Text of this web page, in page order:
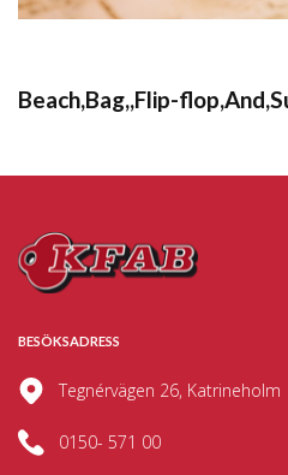
Beach,Bag,,Flip-
BESÖKSADRESS
Tegnérvägen 26, Katrineholm
0150- 571 00